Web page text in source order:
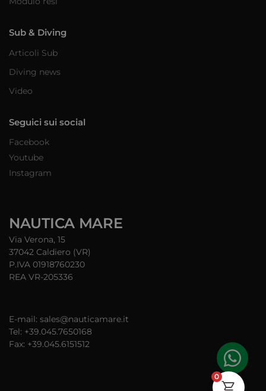
Sub & Diving
Articoli Sub
Diving news
Video
Seguici sui social
Facebook
Youtube
Instagram
NAUTICA MARE
Via Verona, 15
37042 Caldiero (VR)
P.IVA 01918760230
REA VR-205336
E-mail: sales@nauticamare.it
Tel: +39.045.7650168
Fax: +39.045.6151512
0